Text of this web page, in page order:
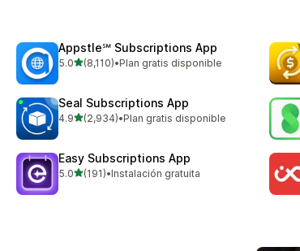
Appstle℠ Subscriptions App
5.0de 5 estrellas
(8,110)
8110 reseñas en total
•Plan gratis disponible
Seal Subscriptions App
4.9de 5 estrellas
(2,934)
2934 reseñas en total
•Plan gratis disponible
Easy Subscriptions App
5.0de 5 estrellas
(191)
191 reseñas en total
•Instalación gratuita